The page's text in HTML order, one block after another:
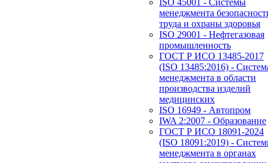
ISO 45001 - Системы
менеджмента
труда и охраны здоровья
ISO 29001 - Нефтегазовая
промышленность
ГОСТ Р ИСО 13485-2017
(ISO 13485:2016) -
менеджмента в области
производства изделий
медицинских
ISO 16949 - Автопром
IWA 2:2007 - Образование
ГОСТ Р ИСО 18091-2024
(ISO 18091:2019) -
менеджмента в органах